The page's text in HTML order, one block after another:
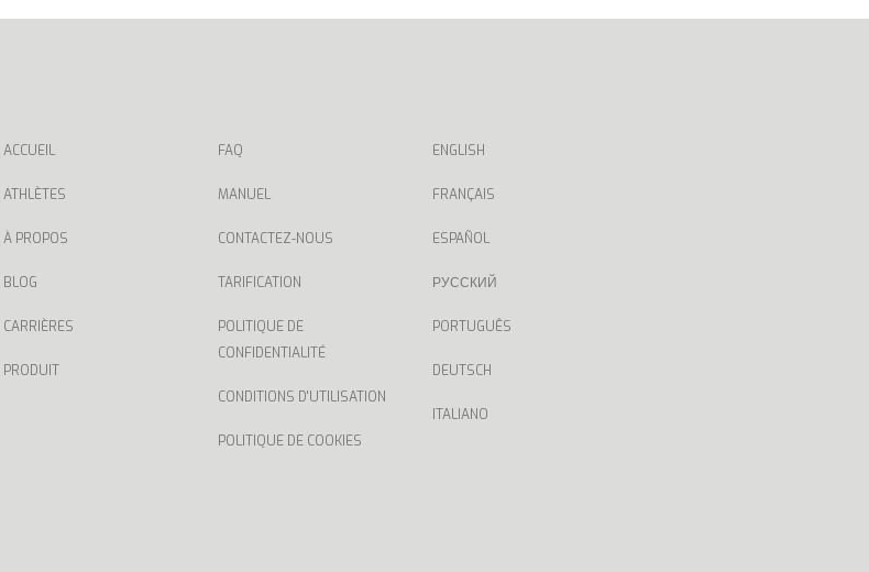
ACCUEIL
ATHLÈTES
À PROPOS
BLOG
CARRIÈRES
PRODUIT
FAQ
MANUEL
CONTACTEZ-NOUS
TARIFICATION
POLITIQUE DE
CONFIDENTIALITÉ
CONDITIONS D'UTILISATION
POLITIQUE DE COOKIES
ENGLISH
FRANÇAIS
ESPAÑOL
РУССКИЙ
PORTUGUÊS
DEUTSCH
ITALIANO